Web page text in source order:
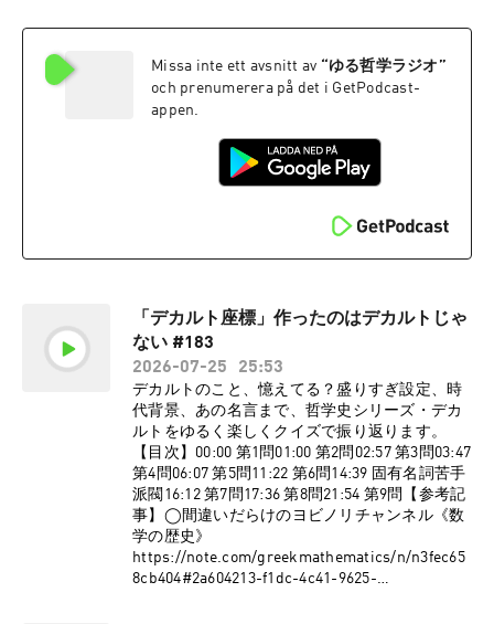
ら！】⁠⁠⁠⁠⁠⁠⁠⁠⁠⁠⁠⁠⁠⁠⁠⁠⁠⁠⁠⁠⁠⁠⁠⁠⁠⁠⁠⁠⁠⁠⁠⁠⁠⁠⁠⁠⁠⁠⁠⁠⁠⁠⁠⁠⁠⁠⁠⁠⁠⁠⁠⁠⁠⁠⁠⁠⁠⁠⁠⁠⁠⁠⁠⁠⁠⁠⁠⁠⁠⁠⁠⁠⁠⁠⁠⁠⁠⁠⁠⁠⁠⁠⁠⁠⁠⁠⁠⁠⁠⁠⁠⁠⁠⁠⁠⁠⁠⁠⁠⁠⁠⁠⁠⁠⁠⁠⁠⁠⁠⁠⁠⁠⁠⁠⁠⁠⁠⁠⁠⁠⁠⁠⁠⁠⁠⁠⁠⁠⁠⁠info@pedantic.jp⁠⁠⁠⁠⁠⁠⁠⁠⁠⁠⁠⁠⁠⁠⁠⁠⁠⁠⁠⁠⁠⁠⁠⁠⁠⁠⁠⁠⁠⁠⁠⁠⁠⁠⁠⁠⁠⁠⁠⁠⁠⁠⁠⁠⁠⁠⁠⁠⁠⁠⁠⁠⁠⁠⁠⁠⁠⁠⁠⁠⁠⁠⁠⁠⁠⁠⁠⁠⁠⁠⁠⁠⁠⁠⁠⁠⁠⁠⁠⁠⁠⁠⁠⁠⁠⁠⁠⁠⁠⁠⁠⁠⁠⁠⁠⁠⁠⁠⁠⁠⁠⁠⁠⁠⁠⁠⁠⁠⁠⁠⁠⁠⁠⁠⁠⁠⁠⁠⁠⁠⁠⁠⁠⁠⁠⁠⁠⁠⁠⁠※ゆる哲学ラ
【平田トキヒロ：プロフィール】東京学芸大学
教育学部哲学分野卒。企業に勤めながら本を積
んでは読み漁る日々を暮らす。学部時代に社会
員。アホなつぶやきとかしてます。
X⇨⁠⁠⁠⁠⁠⁠⁠⁠⁠⁠⁠⁠⁠⁠⁠⁠⁠⁠⁠⁠⁠⁠⁠⁠⁠⁠⁠⁠⁠⁠⁠⁠⁠⁠⁠⁠⁠⁠⁠⁠⁠⁠⁠⁠⁠⁠⁠⁠⁠⁠⁠⁠⁠⁠⁠⁠⁠⁠⁠⁠⁠⁠⁠⁠⁠⁠⁠⁠⁠⁠⁠⁠⁠⁠⁠⁠⁠⁠⁠⁠⁠⁠⁠⁠⁠⁠⁠⁠⁠⁠⁠⁠⁠⁠⁠⁠⁠⁠⁠⁠⁠⁠⁠⁠⁠⁠⁠⁠⁠⁠⁠⁠⁠⁠⁠⁠⁠⁠⁠⁠⁠⁠⁠⁠⁠⁠⁠⁠⁠⁠https://twitter.com/yuru_philo⁠⁠⁠⁠⁠⁠⁠⁠⁠⁠⁠⁠⁠⁠⁠⁠⁠⁠⁠⁠⁠⁠⁠⁠⁠⁠⁠⁠⁠⁠⁠⁠⁠⁠⁠⁠⁠⁠⁠⁠⁠⁠⁠⁠⁠⁠⁠⁠⁠⁠⁠⁠⁠⁠⁠⁠⁠⁠⁠⁠⁠⁠⁠⁠⁠⁠⁠⁠⁠⁠⁠⁠⁠⁠⁠⁠⁠⁠⁠⁠⁠⁠⁠⁠⁠⁠⁠⁠⁠⁠⁠⁠⁠⁠⁠⁠⁠⁠⁠⁠⁠⁠⁠⁠⁠⁠⁠⁠⁠⁠⁠⁠⁠⁠⁠⁠⁠⁠⁠⁠⁠⁠⁠⁠⁠⁠⁠⁠⁠⁠【
卒。A類音楽選修にて器楽（チェロ）を専攻。
今もひたすら熱く楽しくチェロを弾いている。
演奏・レッスンの依頼はGmailかTwitterのDMま
します！Gmail ⇨ u.takumi.cello@gmail.comX
⇨ ⁠⁠⁠⁠⁠⁠⁠⁠⁠⁠⁠⁠⁠⁠⁠⁠⁠⁠⁠⁠⁠⁠⁠⁠⁠⁠⁠⁠⁠⁠⁠⁠⁠⁠⁠https://x.com/urashitatakumi⁠⁠⁠⁠⁠⁠⁠⁠⁠⁠⁠⁠⁠⁠⁠⁠⁠⁠⁠⁠⁠⁠⁠⁠⁠⁠⁠⁠⁠⁠⁠⁠⁠⁠⁠個人YouTube
⇨
⁠⁠⁠⁠⁠⁠⁠⁠⁠⁠⁠⁠⁠⁠⁠⁠⁠⁠⁠⁠⁠⁠⁠⁠⁠⁠⁠⁠⁠⁠⁠⁠⁠⁠⁠https://www.youtube.com/@UrashitaTakumi⁠⁠⁠⁠⁠⁠⁠⁠⁠⁠⁠⁠⁠⁠⁠⁠⁠⁠⁠⁠⁠⁠⁠⁠⁠⁠⁠⁠⁠⁠⁠⁠⁠⁠⁠
【姉妹チャンネル】◯ゆる言語学ラジオ
(⁠⁠⁠⁠⁠⁠⁠⁠⁠⁠⁠⁠⁠⁠⁠⁠⁠⁠⁠⁠⁠⁠⁠⁠⁠⁠⁠⁠⁠⁠⁠⁠⁠⁠⁠⁠⁠⁠⁠⁠⁠⁠⁠⁠⁠⁠⁠⁠⁠⁠⁠⁠⁠⁠⁠⁠⁠⁠⁠⁠⁠⁠⁠⁠⁠⁠⁠⁠⁠⁠⁠⁠⁠⁠⁠⁠⁠⁠⁠⁠⁠⁠⁠⁠⁠⁠⁠⁠⁠⁠⁠⁠⁠⁠⁠⁠⁠⁠⁠⁠⁠⁠⁠⁠⁠⁠⁠⁠⁠⁠⁠⁠⁠⁠⁠⁠⁠⁠⁠⁠⁠⁠⁠⁠⁠⁠⁠⁠⁠⁠https://open.spotify.com/show/3nBZ3AgB
AfSYdHbpJflIHZ⁠⁠⁠⁠⁠⁠⁠⁠⁠⁠⁠⁠⁠⁠⁠⁠⁠⁠⁠⁠⁠⁠⁠⁠⁠⁠⁠⁠⁠⁠⁠⁠⁠⁠⁠⁠⁠⁠⁠⁠⁠⁠⁠⁠⁠⁠⁠⁠⁠⁠⁠⁠⁠⁠⁠⁠⁠⁠⁠⁠⁠⁠⁠⁠⁠⁠⁠⁠⁠⁠⁠⁠⁠⁠⁠⁠⁠⁠⁠⁠⁠⁠⁠⁠⁠⁠⁠⁠⁠⁠⁠⁠⁠⁠⁠⁠⁠⁠⁠⁠⁠⁠⁠⁠⁠⁠⁠⁠⁠⁠⁠⁠⁠⁠⁠⁠⁠⁠⁠⁠⁠⁠⁠⁠⁠⁠⁠⁠⁠⁠)◯ゆるコンピュータ科学
ラジオ
(⁠⁠⁠⁠⁠⁠⁠⁠⁠⁠⁠⁠⁠⁠⁠⁠⁠⁠⁠⁠⁠⁠⁠⁠⁠⁠⁠⁠⁠⁠⁠⁠⁠⁠⁠⁠⁠⁠⁠⁠⁠⁠⁠⁠⁠⁠⁠⁠⁠⁠⁠⁠⁠⁠⁠⁠⁠⁠⁠⁠⁠⁠⁠⁠⁠⁠⁠⁠⁠⁠⁠⁠⁠⁠⁠⁠⁠⁠⁠⁠⁠⁠⁠⁠⁠⁠⁠⁠⁠⁠⁠⁠⁠⁠⁠⁠⁠⁠⁠⁠⁠⁠⁠⁠⁠⁠⁠⁠⁠⁠⁠⁠⁠⁠⁠⁠⁠⁠⁠⁠⁠⁠⁠⁠⁠⁠⁠⁠⁠⁠https://open.spotify.com/show/32qgIhAHY
nseWxiGyrFzSt⁠⁠⁠⁠⁠⁠⁠⁠⁠⁠⁠⁠⁠⁠⁠⁠⁠⁠⁠⁠⁠⁠⁠⁠⁠⁠⁠⁠⁠⁠⁠⁠⁠⁠⁠⁠⁠⁠⁠⁠⁠⁠⁠⁠⁠⁠⁠⁠⁠⁠⁠⁠⁠⁠⁠⁠⁠⁠⁠⁠⁠⁠⁠⁠⁠⁠⁠⁠⁠⁠⁠⁠⁠⁠⁠⁠⁠⁠⁠⁠⁠⁠⁠⁠⁠⁠⁠⁠⁠⁠⁠⁠⁠⁠⁠⁠⁠⁠⁠⁠⁠⁠⁠⁠⁠⁠⁠⁠⁠⁠⁠⁠⁠⁠⁠⁠⁠⁠⁠⁠⁠⁠⁠⁠⁠⁠⁠⁠⁠⁠)◯ゆる音楽学ラジオ
(⁠⁠⁠⁠⁠⁠⁠⁠⁠⁠⁠⁠⁠⁠⁠⁠⁠⁠⁠⁠⁠⁠⁠⁠⁠⁠⁠⁠⁠⁠⁠⁠⁠⁠⁠⁠⁠⁠⁠⁠⁠⁠⁠⁠⁠⁠⁠⁠⁠⁠⁠⁠⁠⁠⁠⁠⁠⁠⁠⁠⁠⁠⁠⁠⁠⁠⁠⁠⁠⁠⁠⁠⁠⁠⁠⁠⁠⁠⁠⁠⁠⁠⁠⁠⁠⁠⁠⁠⁠⁠⁠⁠⁠⁠⁠⁠⁠⁠⁠⁠⁠⁠⁠⁠⁠⁠⁠⁠⁠⁠⁠⁠⁠⁠⁠⁠⁠⁠⁠⁠⁠⁠⁠⁠⁠⁠⁠⁠⁠⁠https://open.spotify.com/show/7Ba89bnu
EW0pyMeUbGR3oT⁠⁠⁠⁠⁠⁠⁠⁠⁠⁠⁠⁠⁠⁠⁠⁠⁠⁠⁠⁠⁠⁠⁠⁠⁠⁠⁠⁠⁠⁠⁠⁠⁠⁠⁠⁠⁠⁠⁠⁠⁠⁠⁠⁠⁠⁠⁠⁠⁠⁠⁠⁠⁠⁠⁠⁠⁠⁠⁠⁠⁠⁠⁠⁠⁠⁠⁠⁠⁠⁠⁠⁠⁠⁠⁠⁠⁠⁠⁠⁠⁠⁠⁠⁠⁠⁠⁠⁠⁠⁠⁠⁠⁠⁠⁠⁠⁠⁠⁠⁠⁠⁠⁠⁠⁠⁠⁠⁠⁠⁠⁠⁠⁠⁠⁠⁠⁠⁠⁠⁠⁠⁠⁠⁠⁠⁠⁠⁠⁠⁠)◯ゆる民俗学ラジオ
(⁠⁠⁠⁠⁠⁠⁠⁠⁠⁠⁠⁠⁠⁠⁠⁠⁠⁠⁠⁠⁠⁠⁠⁠⁠⁠⁠⁠⁠⁠⁠⁠⁠⁠⁠⁠⁠⁠⁠⁠⁠⁠⁠⁠⁠⁠⁠⁠⁠⁠⁠⁠⁠⁠⁠⁠⁠⁠⁠⁠⁠⁠⁠⁠⁠⁠⁠⁠⁠⁠⁠⁠⁠⁠⁠⁠⁠⁠⁠⁠⁠⁠⁠⁠⁠⁠⁠⁠⁠⁠⁠⁠⁠⁠⁠⁠⁠⁠⁠⁠⁠⁠⁠⁠⁠⁠⁠⁠⁠⁠⁠⁠⁠⁠⁠⁠⁠⁠⁠⁠⁠⁠⁠⁠⁠⁠⁠⁠⁠⁠https://open.spotify.com/show/2OPaWdgR
ヘーゲル 生きてゆく力としての弁証法
版https://www.valuebooks.jp/bp/VS0015241957
〇ヘーゲル伝
https://www.valuebooks.jp/bp/VS0024919722【
中！】⁠⁠⁠⁠⁠⁠⁠⁠⁠⁠⁠⁠⁠⁠⁠⁠⁠⁠⁠⁠⁠⁠⁠⁠⁠⁠⁠⁠⁠⁠⁠⁠⁠⁠⁠⁠⁠⁠⁠⁠⁠⁠⁠⁠⁠⁠⁠⁠⁠⁠⁠⁠⁠⁠⁠⁠⁠⁠⁠⁠⁠⁠⁠⁠⁠⁠⁠⁠⁠⁠⁠⁠⁠⁠⁠⁠⁠⁠⁠⁠https://www.valuebooks.jp/shelf-
items/folder/4a66f8d7ce1d4eb⁠⁠⁠⁠⁠⁠⁠⁠⁠⁠⁠⁠⁠⁠⁠⁠⁠⁠⁠⁠⁠⁠⁠⁠⁠⁠⁠⁠⁠⁠⁠⁠⁠⁠⁠⁠⁠⁠⁠⁠⁠⁠⁠⁠⁠⁠⁠⁠⁠⁠⁠⁠⁠⁠⁠⁠⁠⁠⁠⁠⁠⁠⁠⁠⁠⁠⁠⁠⁠⁠⁠⁠⁠⁠⁠⁠⁠⁠⁠⁠【サポーター
ら】⁠⁠⁠⁠⁠⁠⁠⁠⁠⁠⁠⁠⁠⁠⁠⁠⁠⁠⁠⁠⁠⁠⁠⁠⁠⁠⁠⁠⁠⁠⁠⁠⁠⁠⁠⁠⁠⁠⁠⁠⁠⁠⁠⁠⁠⁠⁠⁠⁠⁠⁠⁠⁠⁠⁠⁠⁠⁠⁠⁠⁠⁠⁠⁠⁠⁠⁠⁠⁠⁠⁠⁠⁠⁠⁠⁠⁠⁠⁠⁠⁠⁠⁠⁠⁠⁠⁠⁠⁠⁠⁠⁠⁠⁠⁠⁠⁠⁠⁠⁠⁠⁠⁠⁠⁠⁠⁠⁠⁠⁠⁠⁠⁠⁠⁠⁠⁠⁠⁠⁠⁠⁠⁠⁠⁠⁠⁠⁠⁠https://yurugakuto.com/tetsu⁠⁠⁠⁠⁠⁠⁠⁠⁠⁠⁠⁠⁠⁠⁠⁠⁠⁠⁠⁠⁠⁠⁠⁠⁠⁠⁠⁠⁠⁠⁠⁠⁠⁠⁠⁠⁠⁠⁠⁠⁠⁠⁠⁠⁠⁠⁠⁠⁠⁠⁠⁠⁠⁠⁠⁠⁠⁠⁠⁠⁠⁠⁠⁠⁠⁠⁠⁠⁠⁠⁠⁠⁠⁠⁠⁠⁠⁠⁠⁠⁠⁠⁠⁠⁠⁠⁠⁠⁠⁠⁠⁠⁠⁠⁠⁠⁠⁠⁠⁠⁠⁠⁠⁠⁠⁠⁠⁠⁠⁠⁠⁠⁠⁠⁠⁠⁠⁠⁠⁠⁠⁠⁠⁠⁠⁠⁠⁠⁠【
公式X】 ゆる哲学ラジオのXアカウントがあるの
で、是非フォローしてください！⇨
ら！】⁠⁠⁠⁠⁠⁠⁠⁠⁠⁠⁠⁠⁠⁠⁠⁠⁠⁠⁠⁠⁠⁠⁠⁠⁠⁠⁠⁠⁠⁠⁠⁠⁠⁠⁠⁠⁠⁠⁠⁠⁠⁠⁠⁠⁠⁠⁠⁠⁠⁠⁠⁠⁠⁠⁠⁠⁠⁠⁠⁠⁠⁠⁠⁠⁠⁠⁠⁠⁠⁠⁠⁠⁠⁠⁠⁠⁠⁠⁠⁠⁠⁠⁠⁠⁠⁠⁠⁠⁠⁠⁠⁠⁠⁠⁠⁠⁠⁠⁠⁠⁠⁠⁠⁠⁠⁠⁠⁠⁠⁠⁠⁠⁠⁠⁠⁠⁠⁠⁠⁠⁠⁠⁠⁠⁠⁠⁠⁠⁠info@pedantic.jp⁠⁠⁠⁠⁠⁠⁠⁠⁠⁠⁠⁠⁠⁠⁠⁠⁠⁠⁠⁠⁠⁠⁠⁠⁠⁠⁠⁠⁠⁠⁠⁠⁠⁠⁠⁠⁠⁠⁠⁠⁠⁠⁠⁠⁠⁠⁠⁠⁠⁠⁠⁠⁠⁠⁠⁠⁠⁠⁠⁠⁠⁠⁠⁠⁠⁠⁠⁠⁠⁠⁠⁠⁠⁠⁠⁠⁠⁠⁠⁠⁠⁠⁠⁠⁠⁠⁠⁠⁠⁠⁠⁠⁠⁠⁠⁠⁠⁠⁠⁠⁠⁠⁠⁠⁠⁠⁠⁠⁠⁠⁠⁠⁠⁠⁠⁠⁠⁠⁠⁠⁠⁠⁠⁠⁠⁠⁠⁠⁠※ゆる哲学ラ
ジオは株式会社pedanticが制作しています。
【平田トキヒロ：プロフィール】東京学芸大学
教育学部哲学分野卒。企業に勤めながら本を積
んでは読み漁る日々を暮らす。学部時代に社会
学から哲学へ転向。美学にも傾倒。日本哲学会
員。アホなつぶやきとかしてます。
X⇨⁠⁠⁠⁠⁠⁠⁠⁠⁠⁠⁠⁠⁠⁠⁠⁠⁠⁠⁠⁠⁠⁠⁠⁠⁠⁠⁠⁠⁠⁠⁠⁠⁠⁠⁠⁠⁠⁠⁠⁠⁠⁠⁠⁠⁠⁠⁠⁠⁠⁠⁠⁠⁠⁠⁠⁠⁠⁠⁠⁠⁠⁠⁠⁠⁠⁠⁠⁠⁠⁠⁠⁠⁠⁠⁠⁠⁠⁠⁠⁠⁠⁠⁠⁠⁠⁠⁠⁠⁠⁠⁠⁠⁠⁠⁠⁠⁠⁠⁠⁠⁠⁠⁠⁠⁠⁠⁠⁠⁠⁠⁠⁠⁠⁠⁠⁠⁠⁠⁠⁠⁠⁠⁠⁠⁠⁠⁠⁠⁠https://twitter.com/yuru_philo⁠⁠⁠⁠⁠⁠⁠⁠⁠⁠⁠⁠⁠⁠⁠⁠⁠⁠⁠⁠⁠⁠⁠⁠⁠⁠⁠⁠⁠⁠⁠⁠⁠⁠⁠⁠⁠⁠⁠⁠⁠⁠⁠⁠⁠⁠⁠⁠⁠⁠⁠⁠⁠⁠⁠⁠⁠⁠⁠⁠⁠⁠⁠⁠⁠⁠⁠⁠⁠⁠⁠⁠⁠⁠⁠⁠⁠⁠⁠⁠⁠⁠⁠⁠⁠⁠⁠⁠⁠⁠⁠⁠⁠⁠⁠⁠⁠⁠⁠⁠⁠⁠⁠⁠⁠⁠⁠⁠⁠⁠⁠⁠⁠⁠⁠⁠⁠⁠⁠⁠⁠⁠⁠⁠⁠⁠⁠⁠⁠【
浦下：プロフィール】東京学芸大学教育学部
卒。A類音楽選修にて器楽（チェロ）を専攻。
今もひたすら熱く楽しくチェロを弾いている。
演奏・レッスンの依頼はGmailかTwitterのDMま
で、お待ちしております！個人YouTubeもチャ
Missa inte ett avsnitt av “ゆる哲学ラジオ ”
och prenumerera på det i GetPodcast-
appen.
「デカルト座標」作ったのはデカルトじゃ
ない #183
2026-07-25
25:53
デカルトのこと、憶えてる？盛りすぎ設定、時
代背景、あの名言まで、哲学史シリーズ・デカ
ルトをゆるく楽しくクイズで振り返ります。
【目次】00:00 第1問01:00 第2問02:57 第3問03:47
第4問06:07 第5問11:22 第6問14:39 固有名詞苦手
派閥16:12 第7問17:36 第8問21:54 第9問【参考記
事】◯間違いだらけのヨビノリチャンネル《数
学の歴史》
https://note.com/greekmathematics/n/n3fec65
8cb404#2a604213-f1dc-4c41-9625-